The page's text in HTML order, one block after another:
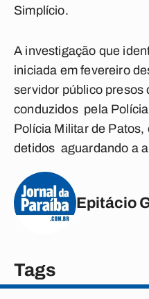
Simplício.
A investigação que
iniciada em fevereiro
servidor público presos
conduzidos pela
Polícia Militar de
detidos aguardando a
Epitácio
Tags